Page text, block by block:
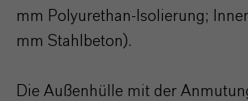
mm Polyurethan-Isolierung;
mm Stahlbeton).
Die Außenhülle mit der